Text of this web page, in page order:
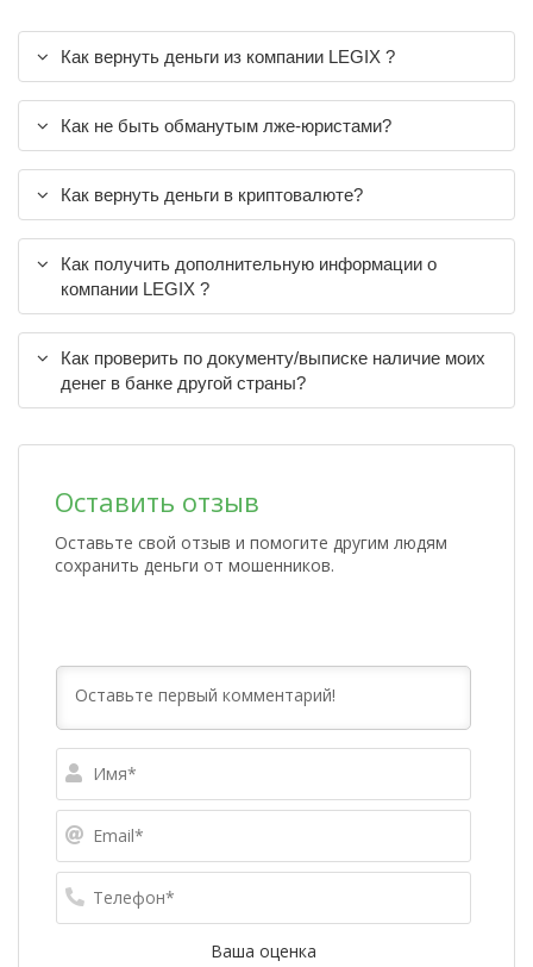
Как вернуть деньги из компании LEGIX ?
Как не быть обманутым лже-юристами?
Как вернуть деньги в криптовалюте?
Как получить дополнительную информации о
компании LEGIX ?
Как проверить по документу/выписке наличие моих
денег в банке другой страны?
Оставить отзыв
Оставьте свой отзыв и помогите другим людям
сохранить деньги от мошенников.
Ваша оценка